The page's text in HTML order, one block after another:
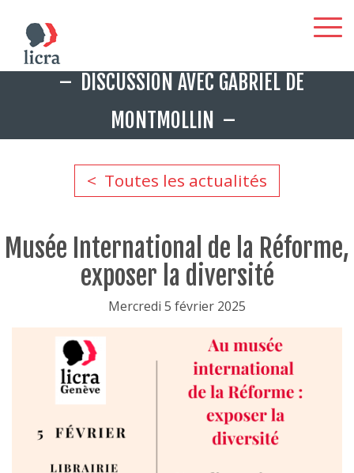
Aller
DISCUSSION AVEC GABRIEL DE
MONTMOLLIN
Toutes les actualités
Musée International de la Réforme,
exposer la diversité
Mercredi 5 février 2025